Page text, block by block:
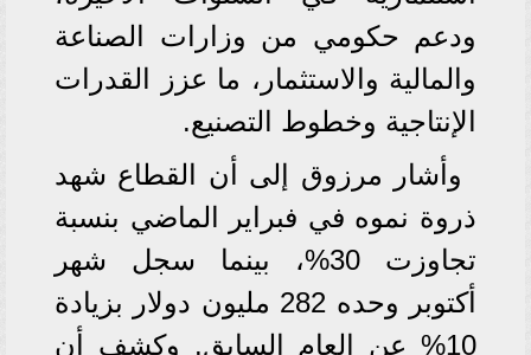
ودعم حكومي من وزارات الصناعة
والمالية والاستثمار، ما عزز القدرات
الإنتاجية وخطوط التصنيع.
وأشار مرزوق إلى أن القطاع شهد
ذروة نموه في فبراير الماضي بنسبة
تجاوزت 30%، بينما سجل شهر
أكتوبر وحده 282 مليون دولار بزيادة
10% عن العام السابق. وكشف أن